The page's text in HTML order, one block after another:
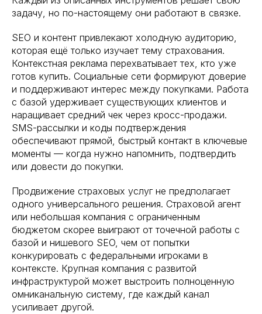
задачу, но по-настоящему они работают в связке.
SEO и контент привлекают холодную аудиторию,
которая ещё только изучает тему страхования.
Контекстная реклама перехватывает тех, кто уже
готов купить. Социальные сети формируют доверие
и поддерживают интерес между покупками. Работа
с базой удерживает существующих клиентов и
наращивает средний чек через кросс-продажи.
SMS-рассылки и коды подтверждения
обеспечивают прямой, быстрый контакт в ключевые
моменты — когда нужно напомнить, подтвердить
или довести до покупки.
Продвижение страховых услуг не предполагает
одного универсального решения. Страховой агент
или небольшая компания с ограниченным
бюджетом скорее выиграют от точечной работы с
базой и нишевого SEO, чем от попытки
конкурировать с федеральными игроками в
контексте. Крупная компания с развитой
инфраструктурой может выстроить полноценную
омниканальную систему, где каждый канал
усиливает другой.